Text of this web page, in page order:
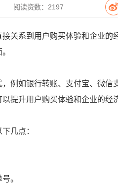
阅读资数：2197
关系到用户购买体验和企业的
例如银行转账、支付宝、微信
提升用户购买体验和企业的经
几点：
。